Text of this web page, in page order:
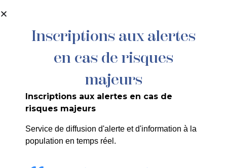
principal
Décisions 2025
ULE0V
Inscriptions aux alertes
en cas de risques
majeurs
Inscriptions aux alertes en cas de
risques majeurs
Service de diffusion d'alerte et d'information à la
population en temps réel.